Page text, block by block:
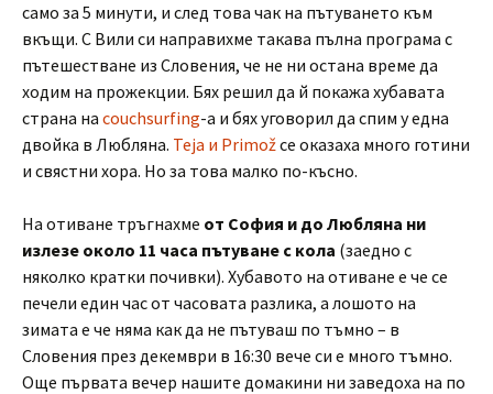
само за 5 минути, и след това чак на пътуването към
вкъщи. С Вили си направихме такава пълна програма с
пътешестване из Словения, че не ни остана време да
ходим на прожекции. Бях решил да й покажа хубавата
страна на couchsurfing-а и бях уговорил да спим у една
двойка в Любляна. Teja и Primožсе оказаха много готини
и свястни хора. Но за това малко по-късно.
На отиване тръгнахме от София и до Любляна ни
излезе около 11 часа пътуване с кола (заедно с
няколко кратки почивки). Хубавото на отиване е че се
печели един час от часовата разлика, а лошото на
зимата е че няма как да не пътуваш по тъмно – в
Словения през декември в 16:30 вече си е много тъмно.
Още първата вечер нашите домакини ни заведоха на по